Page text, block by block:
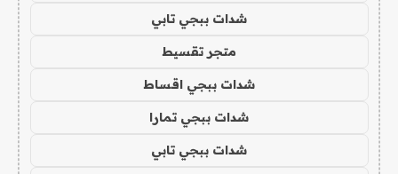
شدات ببجي تابي
متجر تقسيط
شدات ببجي اقساط
شدات ببجي تمارا
شدات ببجي تابي